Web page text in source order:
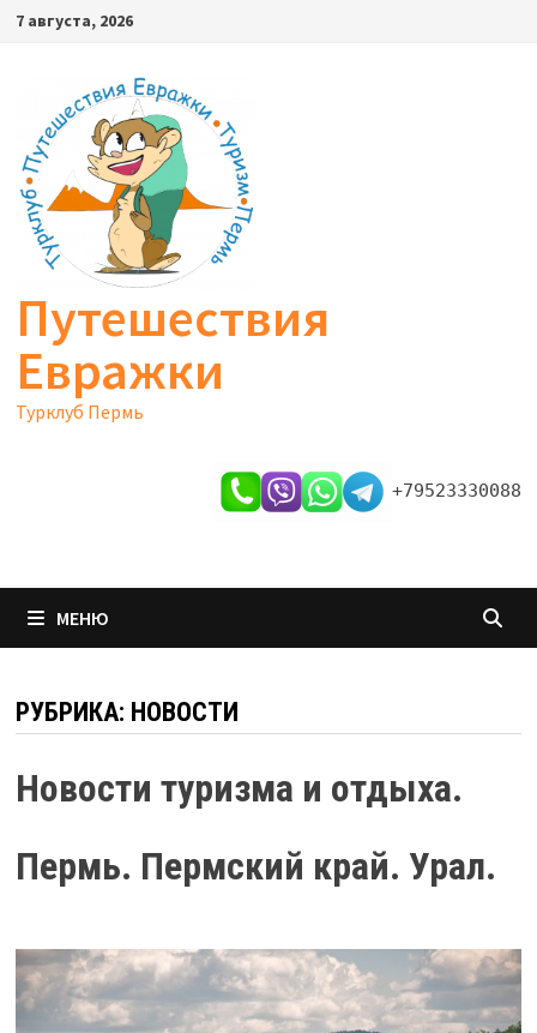
Перейти
содержимому
7 августа, 2026
Путешествия
Евражки
Турклуб Пермь
+79523330088
МЕНЮ
РУБРИКА: НОВОСТИ
Новости туризма и отдыха.
Пермь. Пермский край. Урал.